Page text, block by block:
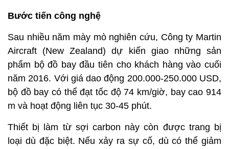
Bước tiến công nghệ
Sau nhiều năm mày mò nghiên cứu, Công ty Martin
Aircraft (New Zealand) dự kiến giao những sản
phẩm bộ đồ bay đầu tiên cho khách hàng vào cuối
năm 2016. Với giá dao động 200.000-250.000 USD,
bộ đồ bay có thể đạt tốc độ 74 km/giờ, bay cao 914
m và hoạt động liên tục 30-45 phút.
Thiết bị làm từ sợi carbon này còn được trang bị
loại dù đặc biệt. Nếu xảy ra sự cố, dù có thể giảm